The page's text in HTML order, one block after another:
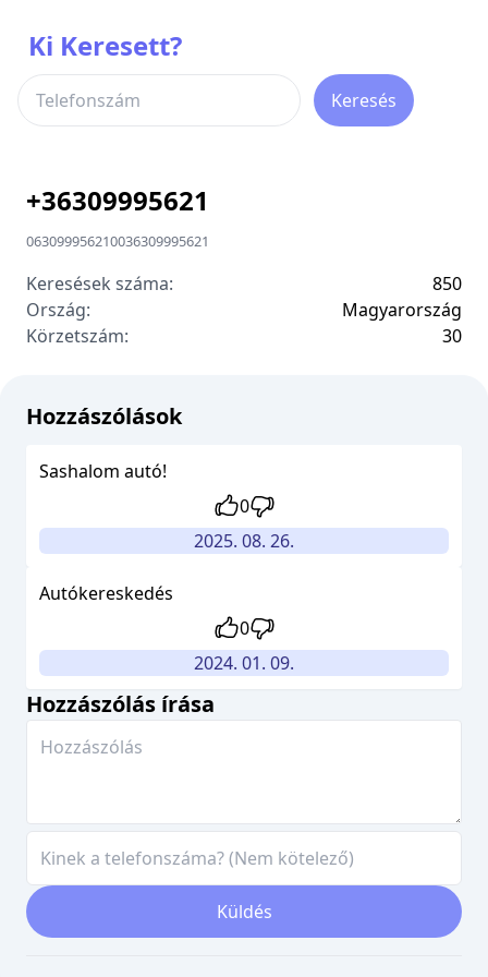
Ki Keresett?
Keresés
+36309995621
063099956210036309995621
Keresések száma:
850
Ország:
Magyarország
Körzetszám:
30
Hozzászólás írása
Küldés
Hozzászólások
Sashalom autó!
0
2025. 08. 26.
Autókereskedés
0
2024. 01. 09.